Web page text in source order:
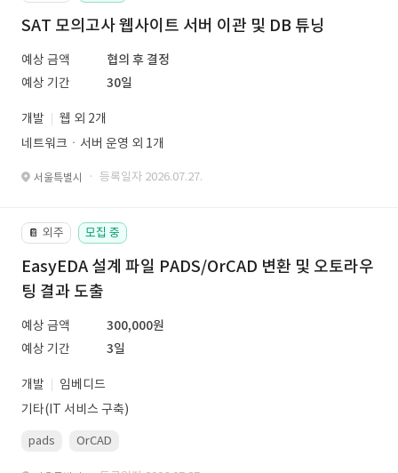
SAT 모의고사 웹사이트 서버 이관 및 DB 튜닝
예상 금액
협의 후 결정
예상 기간
30일
개발
웹 외 2개
네트워크ㆍ서버 운영 외 1개
서울특별시 · 등록일자 2026.07.27.
📔 외주 모집 중
EasyEDA 설계 파일 PADS/OrCAD 변환 및 오토라우
팅 결과 도출
예상 금액
300,000원
예상 기간
3일
개발
임베디드
기타(IT 서비스 구축)
pads OrCAD